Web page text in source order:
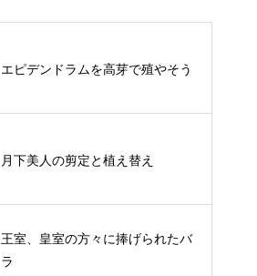
エピデンドラムを高芽で殖やそう
月下美人の剪定と植え替え
王室、皇室の方々に捧げられたバ
ラ